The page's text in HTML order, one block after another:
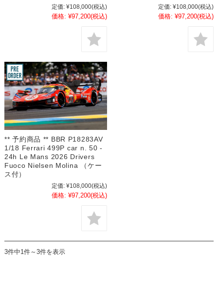
定価: ¥108,000(税込)
価格: ¥97,200(税込)
定価: ¥108,000(税込)
価格: ¥97,200(税込)
** 予約商品 ** BBR P18283AV
1/18 Ferrari 499P car n. 50 -
24h Le Mans 2026 Drivers
Fuoco Nielsen Molina （ケー
ス付）
定価: ¥108,000(税込)
価格: ¥97,200(税込)
3件中1件～3件を表示